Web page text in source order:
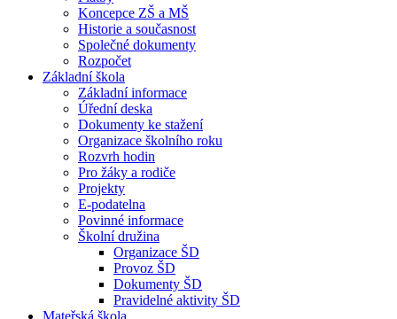
Koncepce ZŠ a MŠ
Historie a současnost
Společné dokumenty
Rozpočet
Základní škola
Základní informace
Úřední deska
Dokumenty ke stažení
Organizace školního roku
Rozvrh hodin
Pro žáky a rodiče
Projekty
E-podatelna
Povinné informace
Školní družina
Organizace ŠD
Provoz ŠD
Dokumenty ŠD
Pravidelné aktivity ŠD
Mateřská škola